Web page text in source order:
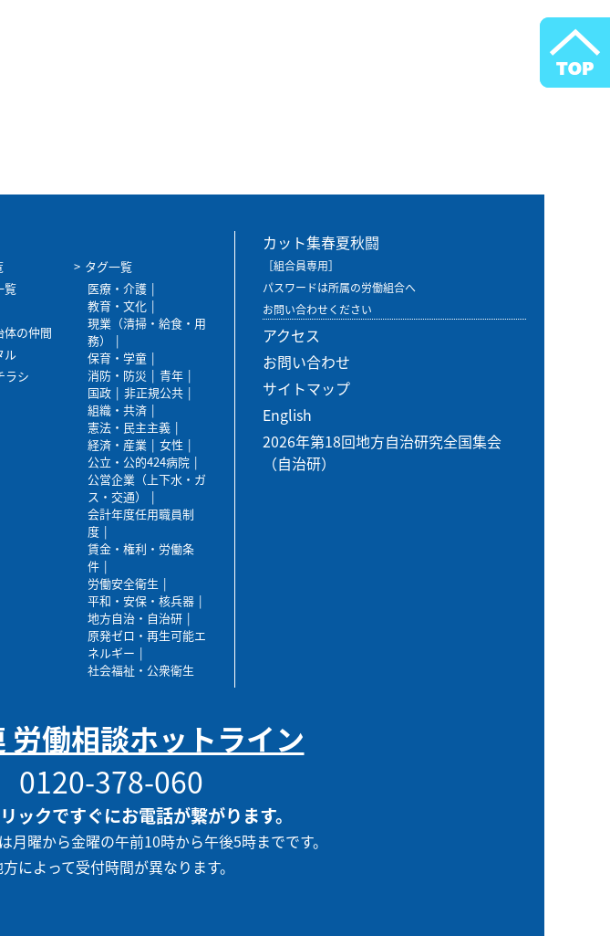
覧
体の仲間
ル
ラシ
タグ一覧
医療・介護
教育・文化
現業（清掃・給食・用
務）
保育・学童
消防・防災
青年
国政
非正規公共
組織・共済
憲法・民主主義
経済・産業
女性
公立・公的424病院
公営企業（上下水・ガ
ス・交通）
会計年度任用職員制
度
賃金・権利・労働条
件
労働安全衛生
平和・安保・核兵器
地方自治・自治研
原発ゼロ・再生可能エ
ネルギー
社会福祉・公衆衛生
カット集春夏秋闘
［組合員専用］
パスワードは所属の労働組合へ
お問い合わせください
アクセス
お問い合わせ
サイトマップ
English
2026年第18回地方自治研究全国集会
（自治研）
労働相談ホットライン
0120-378-060
ックですぐにお電話が繋がります。
月曜から金曜の午前10時から午後5時までです。
によって受付時間が異なります。